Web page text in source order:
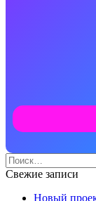
Search
for:
Свежие записи
Новый